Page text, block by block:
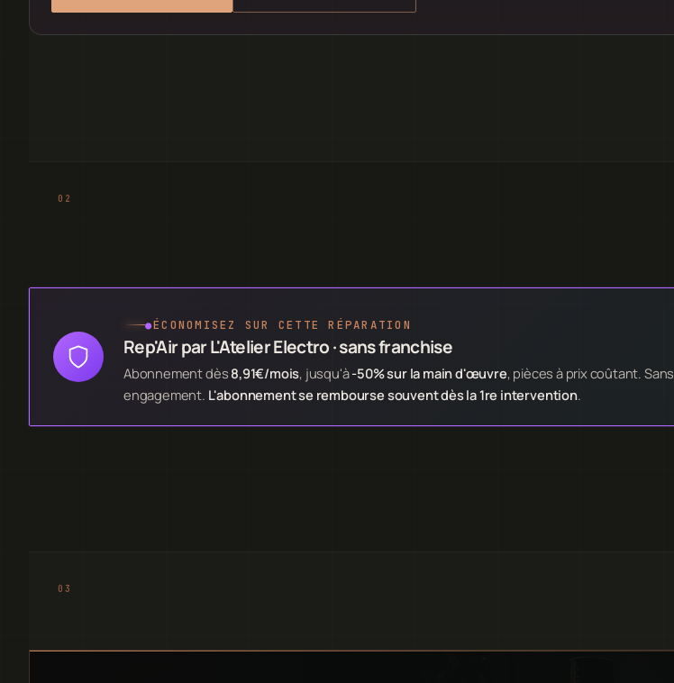
●ÉCONOMISEZ SUR CETTE RÉPARATION
Rep'Air par L'Atelier Electro · sans franchise
Abonnement dès 8,91€/mois, jusqu'à-50% sur la main d'œuvre, pièces à prix coûtant. Sans
engagement. L'abonnement se rembourse souvent dès la 1re intervention.